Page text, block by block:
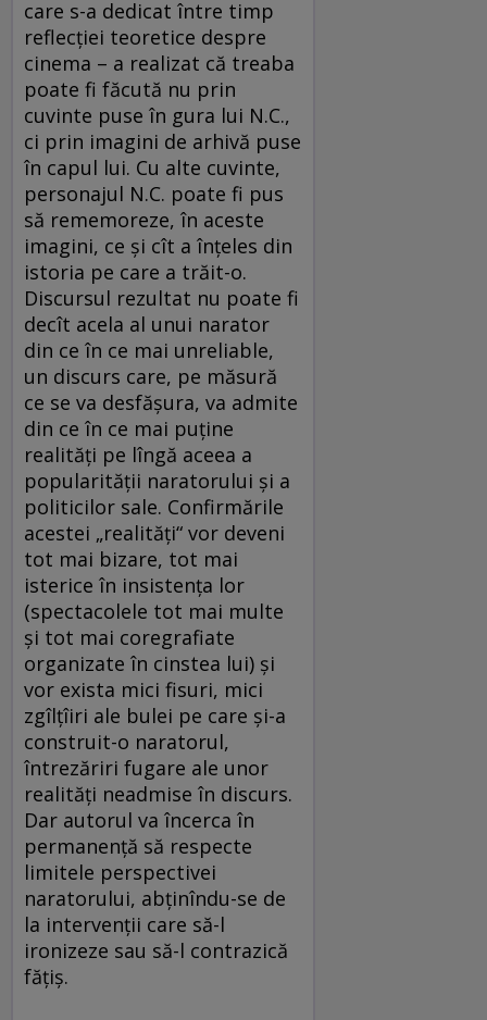
care s-a dedicat între timp
reflecţiei teoretice despre
cinema – a realizat că treaba
poate fi făcută nu prin
cuvinte puse în gura lui N.C.,
ci prin imagini de arhivă puse
în capul lui. Cu alte cuvinte,
personajul N.C. poate fi pus
să rememoreze, în aceste
imagini, ce şi cît a înţeles din
istoria pe care a trăit-o.
Discursul rezultat nu poate fi
decît acela al unui narator
din ce în ce mai unreliable,
un discurs care, pe măsură
ce se va desfăşura, va admite
din ce în ce mai puţine
realităţi pe lîngă aceea a
popularităţii naratorului şi a
politicilor sale. Confirmările
acestei „realităţi“ vor deveni
tot mai bizare, tot mai
isterice în insistenţa lor
(spectacolele tot mai multe
şi tot mai coregrafiate
organizate în cinstea lui) şi
vor exista mici fisuri, mici
zgîlţîiri ale bulei pe care şi-a
construit-o naratorul,
întrezăriri fugare ale unor
realităţi neadmise în discurs.
Dar autorul va încerca în
permanenţă să respecte
limitele perspectivei
naratorului, abţinîndu-se de
la intervenţii care să-l
ironizeze sau să-l contrazică
făţiş.